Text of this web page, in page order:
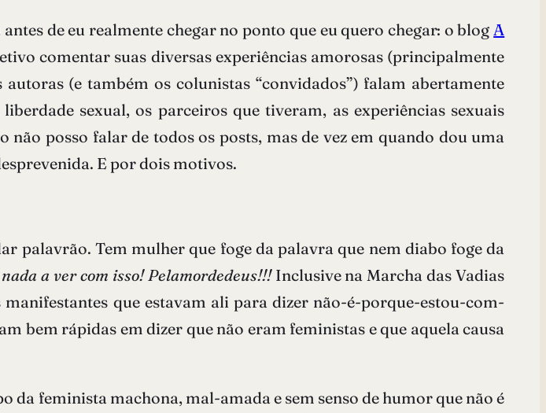
de eu realmente chegar no ponto que eu quero chegar: o blog A
comentar suas diversas experiências amorosas (principalmente
(e também os colunistas “convidados”) falam abertamente
sexual, os parceiros que tiveram, as experiências sexuais
posso falar de todos os posts, mas de vez em quando dou uma
E por dois motivos.
palavrão. Tem mulher que foge da palavra que nem diabo foge da
a ver com isso! Pelamordedeus!!!Inclusive na Marcha das Vadias
manifestantes que estavam ali para dizer não-é-porque-estou-com-
rápidas em dizer que não eram feministas e que aquela causa
feminista machona, mal-amada e sem senso de humor que não é